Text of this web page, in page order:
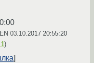
03.10.2017 20:55:20
)